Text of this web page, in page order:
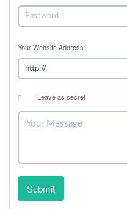
Your Website Address
Leave as secret
Submit